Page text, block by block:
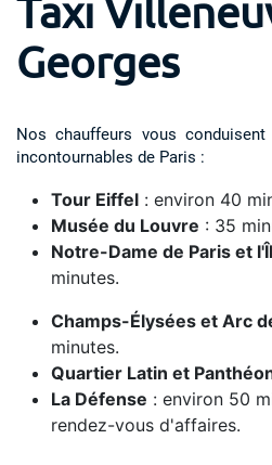
Taxi
Georges
Nos chauffeurs vous
incontournables de Paris :
Tour Eiffel : environ 40
Musée du Louvre : 35
Notre-Dame de Paris et
minutes.
Champs-Élysées et Arc
minutes.
Quartier Latin et
La Défense : environ 50
rendez-vous d'affaires.